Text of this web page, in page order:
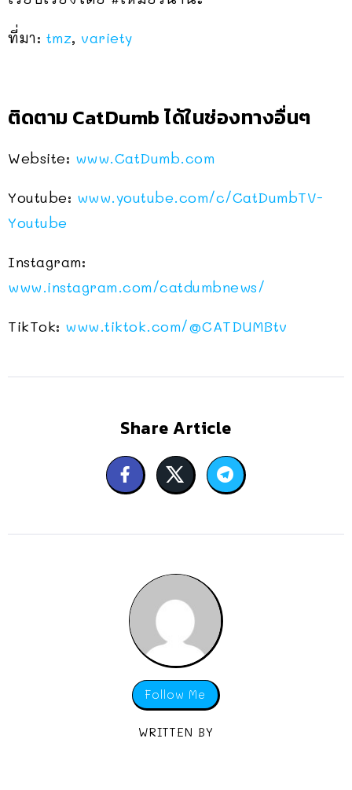
ที่มา: tmz, variety
ติดตาม CatDumb ได้ในช่องทางอื่นๆ
Website: www.CatDumb.com
Youtube: www.youtube.com/c/CatDumbTV-
Youtube
Instagram:
www.instagram.com/catdumbnews/
TikTok: www.tiktok.com/@CATDUMBtv
Share Article
Follow Me
WRITTEN BY